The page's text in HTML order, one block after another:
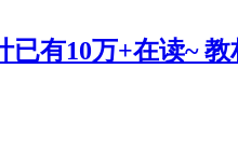
有10万+在读~